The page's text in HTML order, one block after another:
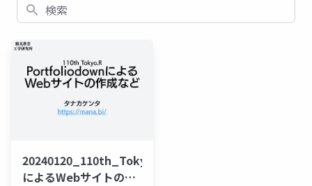
検索
20240120_110th_TokyoR_Portfoliodown
によるWebサイトの作